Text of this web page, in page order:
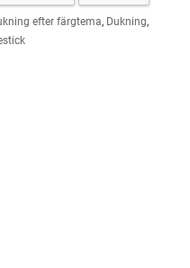
efter färgtema, Dukning,